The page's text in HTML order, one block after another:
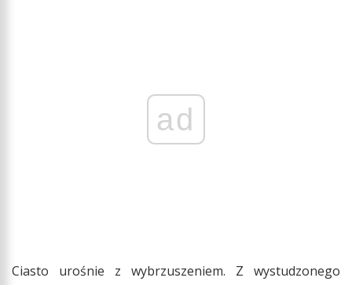
ad
Ciasto urośnie z wybrzuszeniem. Z wystudzonego